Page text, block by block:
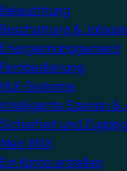
Beleuchtung
Beschattung &
Energiemanagement
Fernbedienung
HLK-Systeme
Intelligente Szenen &
Sicherheit und
Mein KNX
Ein Konto erstellen